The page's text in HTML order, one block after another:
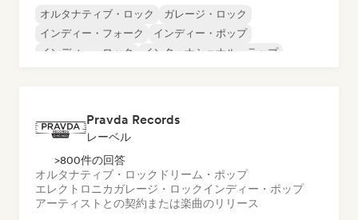
オルタナティブ・ロック
ガレージ・ロック
インディー・フォーク
インディー・ポップ
インディー・ロック
インターナショナル・ラップ
Pravda Records
レーベル
>800件の回答
オルタナティブ・ロック ドリーム・ポップ
エレクトロニカガレージ・ロックインディー・ポップ
アーティストとの契約または楽曲のリリース